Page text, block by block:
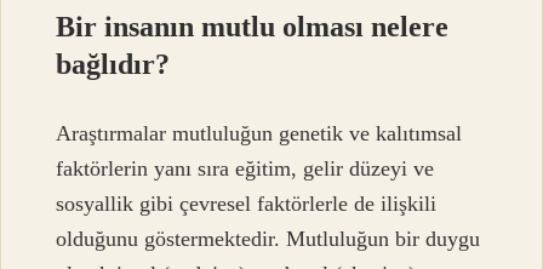
Bir insanın mutlu olması nelere
bağlıdır?
Araştırmalar mutluluğun genetik ve kalıtımsal
faktörlerin yanı sıra eğitim, gelir düzeyi ve
sosyallik gibi çevresel faktörlerle de ilişkili
olduğunu göstermektedir. Mutluluğun bir duygu